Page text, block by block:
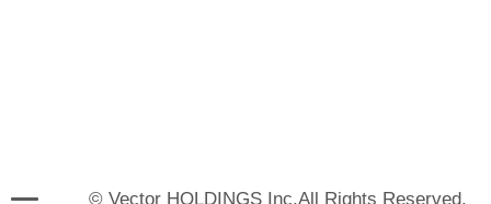
© Vector HOLDINGS Inc.All Rights Reserved.